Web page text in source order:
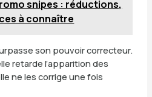
snipes : réductions,
à connaître
son pouvoir correcteur.
retarde l’apparition des
ne les corrige une fois